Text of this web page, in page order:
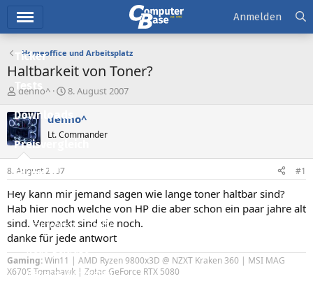
Ticker
Tests
Downloads
Preisvergleich
Forum
Aktuelles
Empfohlene Inhalte
Neue Beiträge
Neueste Aktivitäten
Anmelden
Homeoffice und Arbeitsplatz
Haltbarkeit von Toner?
E
s
t
e
l
e
r
denno^
E
s
e
t
a
m
8. August 2007
denno^
Lt. Commander
8. August 2007 #1
Hey kann mir jemand sagen wie lange toner haltbar sind?
Hab hier noch welche von HP die aber schon ein paar jahre alt
sind. Verpackt sind sie noch.
danke für jede antwort
Gaming:Win11 | AMD Ryzen 9800x3D @ NZXT Kraken 360 | MSI MAG
X670E Tomahawk | Zotac GeForce RTX 5080